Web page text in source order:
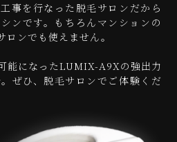
事を行なった脱毛サロンだから
ンです。もちろんマンションの
ンでも使えません。
能になったLUMIX-A9Xの強出力
ぜひ、脱毛サロンでご体験くだ